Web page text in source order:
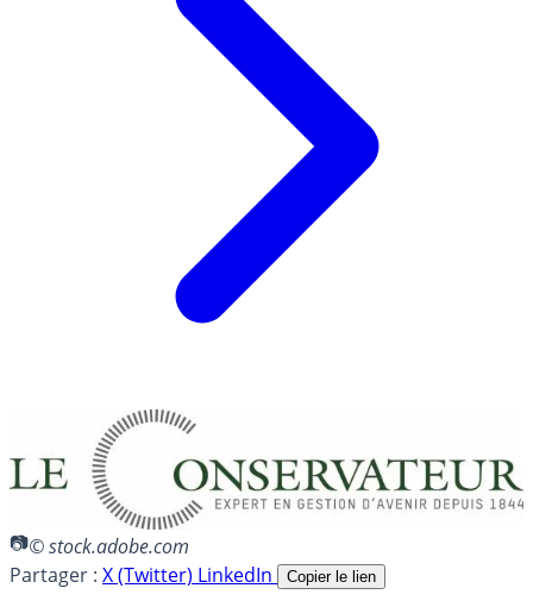
© stock.adobe.com
Partager : X (Twitter) LinkedIn Copier le lien